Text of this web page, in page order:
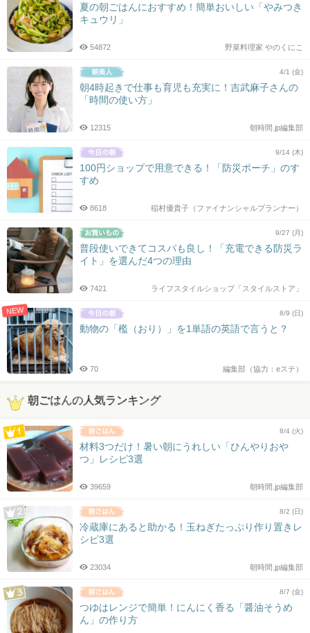
夏の朝ごはんにおすすめ！簡単おいしい「やみつき
キュウリ」
野菜料理家 やのくにこ
54872
4/1 (金)
朝4時起きで仕事も育児も充実に！吉武麻子さんの
「時間の使い方」
朝時間.jp編集部
12315
9/14 (木)
100円ショップで用意できる！「防災ポーチ」のす
すめ
稲村優貴子（ファイナンシャルプランナー）
8618
9/27 (月)
普段使いできてコスパも良し！「充電できる防災ラ
イト」を選んだ4つの理由
ライフスタイルショップ「スタイルストア」
7421
NEW 8/9 (日)
動物の「檻（おり）」を1単語の英語で言うと？
編集部（協力：eステ）
70
朝ごはんの人気ランキング
8/4 (火)
材料3つだけ！暑い朝にうれしい「ひんやりおや
つ」レシピ3選
朝時間.jp編集部
39659
8/2 (日)
冷蔵庫にあると助かる！玉ねぎたっぷり作り置きレ
シピ3選
朝時間.jp編集部
23034
8/7 (金)
つゆはレンジで簡単！にんにく香る「醤油そうめ
ん」の作り方